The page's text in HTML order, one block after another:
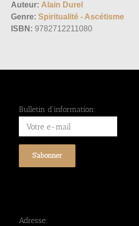
Auteur: Alain Durel
Genre: Spiritualité - Ascétisme
ISBN: 9782712211080
Bulletin d'information:
Adresse: